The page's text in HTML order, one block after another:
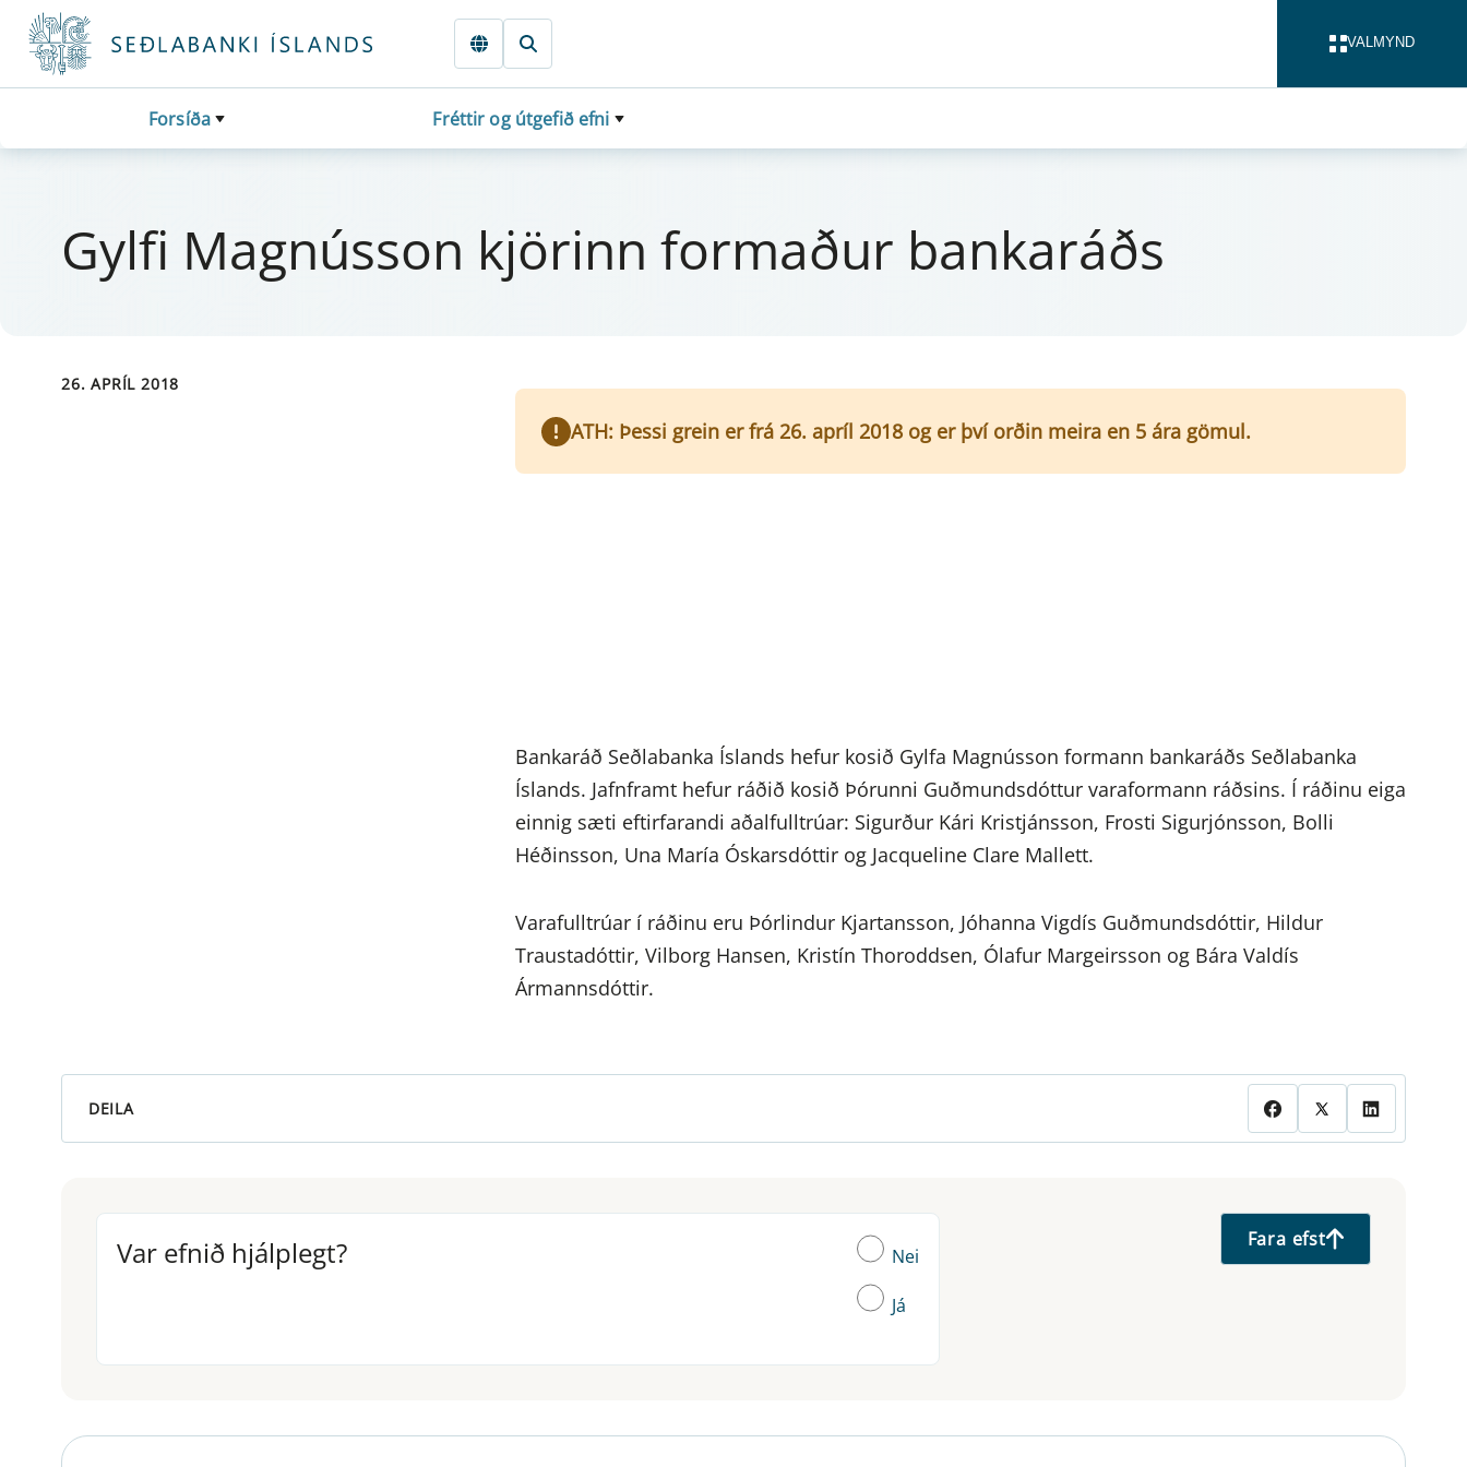
Fara beint í Meginmál
VALMYND
Forsíða Fréttir og útgefið efni
Gy­lfi Magnús­son kjör­inn formaður bankaráðs
26. APRÍL 2018
ATH: Þessi grein er frá 26. apríl 2018 og er því orðin meira en 5 ára gömul.
Bankaráð Seðlabanka Íslands hefur kosið Gylfa Magnússon formann bankaráðs Seðlabanka
Íslands. Jafnframt hefur ráðið kosið Þórunni Guðmundsdóttur varaformann ráðsins. Í ráðinu eiga
einnig sæti eftirfarandi aðalfulltrúar: Sigurður Kári Kristjánsson, Frosti Sigurjónsson, Bolli
Héðinsson, Una María Óskarsdóttir og Jacqueline Clare Mallett.
Varafulltrúar í ráðinu eru Þórlindur Kjartansson, Jóhanna Vigdís Guðmundsdóttir, Hildur
Traustadóttir, Vilborg Hansen, Kristín Thoroddsen, Ólafur Margeirsson og Bára Valdís
Ármannsdóttir.
DEILA
Var efnið hjálplegt?
Var efnið hjálplegt? Nei
Já
Fara efst